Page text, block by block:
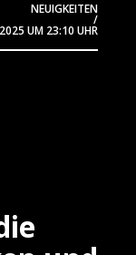
NEUIGKEITEN
/
UM 23:10 UHR